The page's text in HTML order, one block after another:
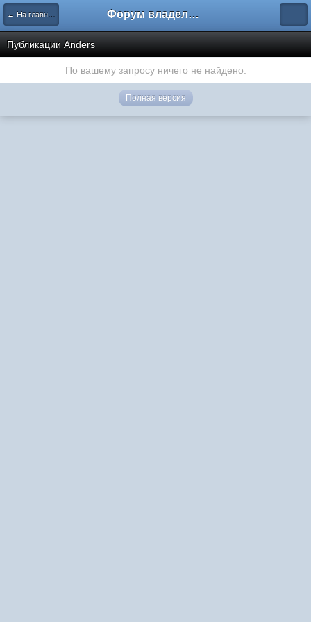
← На главную Форум владельцев интернет-магазинов
Публикации Anders
По вашему запросу ничего не найдено.
Полная версия